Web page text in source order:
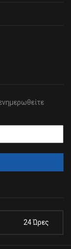
24 Ώρες